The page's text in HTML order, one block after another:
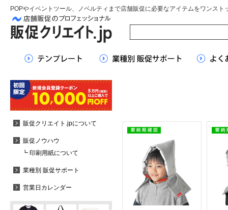
POPやイベントツール、ノベルティまで店舗販促に必要なアイテムをワンスト
販促クリエイト.jpについて
販促ノウハウ
┗ 印刷用紙について
業種別 販促サポート
営業日カレンダー